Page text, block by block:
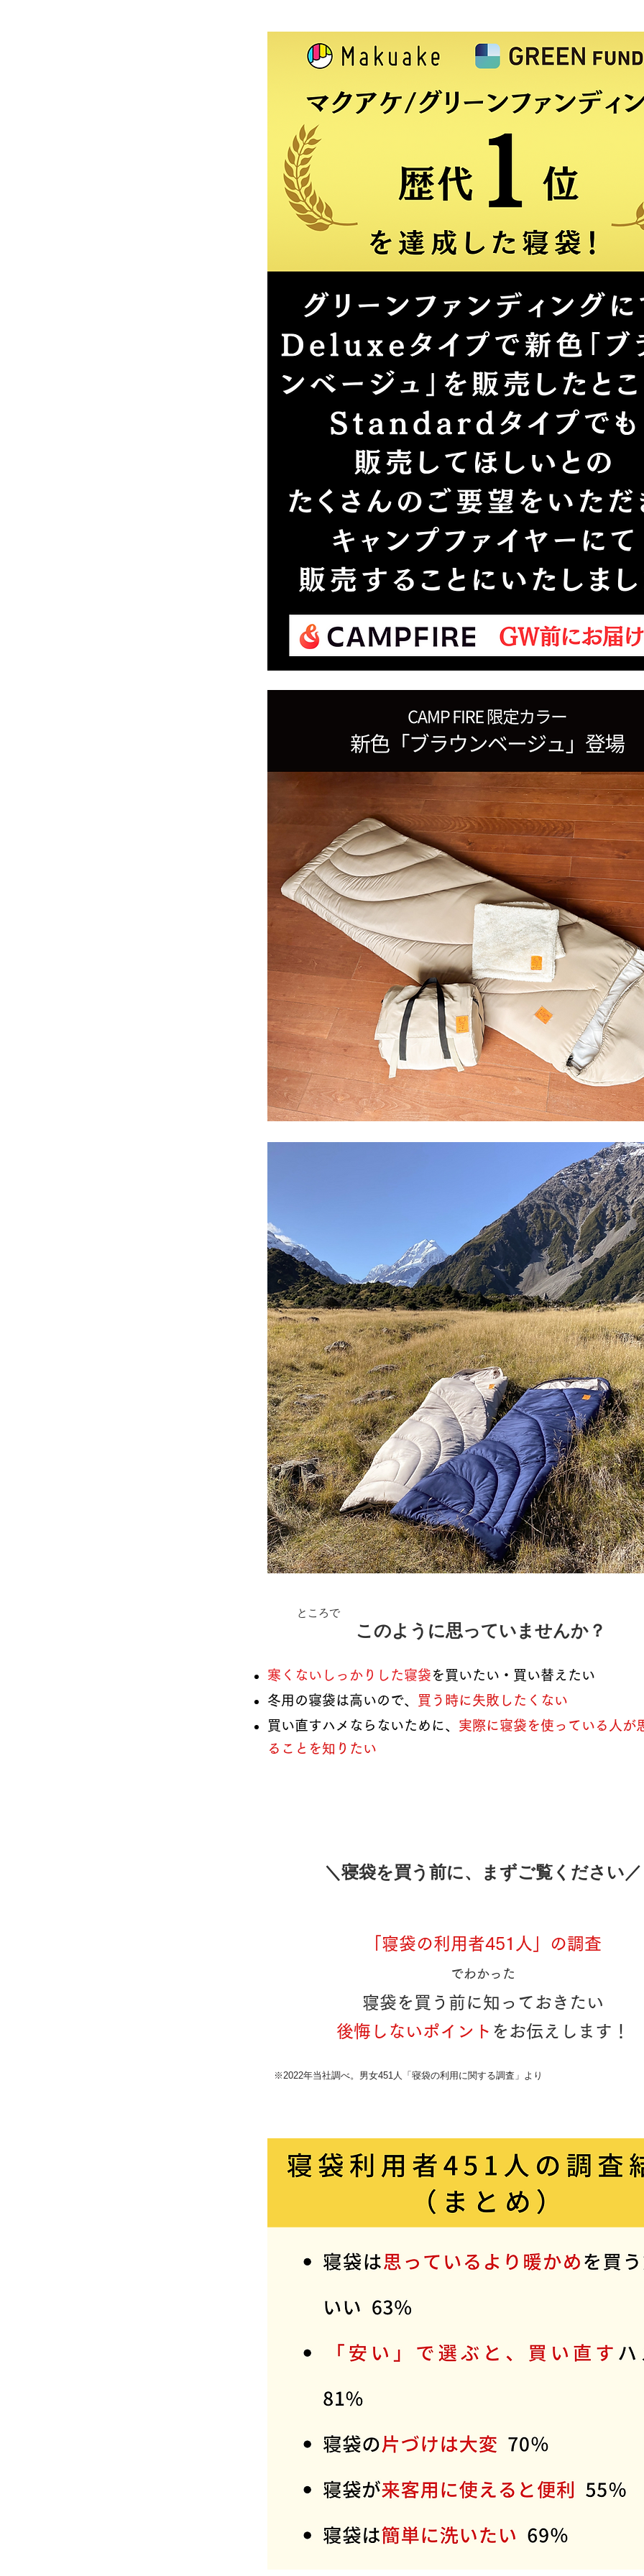
このように思っていませんか？
ところで
​​寒くないしっかりした寝袋 を買いたい・買い替えたい
冬用の寝袋は高いので、
買う時に失敗したくない
買い直すハメならないために、 実際に寝袋を使っている人が
ることを知りたい
​＼寝袋を買う前に、まずご覧ください／
「寝袋の利用者451人」の調査
でわかった
寝袋を買う前に知っておきたい
後悔しないポイント をお伝えします！
※2022年当社調べ。男女451人「寝袋の利用に関する調査」より